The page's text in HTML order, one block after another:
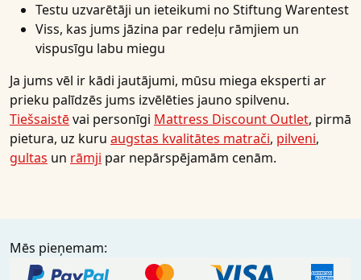
Testu uzvarētāji un ieteikumi no Stiftung Warentest
Viss, kas jums jāzina par redeļu rāmjiem un
vispusīgu labu miegu
Ja jums vēl ir kādi jautājumi, mūsu miega eksperti ar
prieku palīdzēs jums izvēlēties jauno spilvenu.
Tiešsaistēvai personīgi Mattress Discount Outlet, pirmā
pietura, uz kuru augstas kvalitātes matrači, pilveni,
gultas un rāmji par nepārspējamām cenām.
Mēs pieņemam: